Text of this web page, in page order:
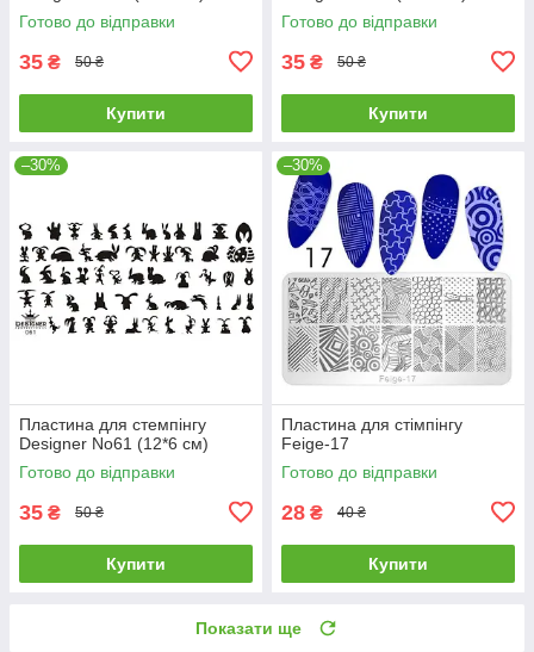
Готово до відправки
35 ₴ 50 ₴
Купити
Готово до відправки
35 ₴ 50 ₴
Купити
–30%
Пластина для стемпінгу
Designer No61 (12*6 см)
Готово до відправки
35 ₴ 50 ₴
Купити
–30%
Пластина для стімпінгу
Feige-17
Готово до відправки
28 ₴ 40 ₴
Купити
Показати ще